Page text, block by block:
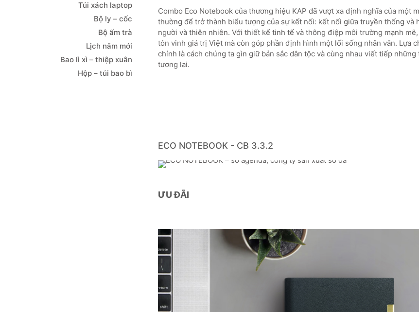
Combo Eco Notebook của thương hiệu KAP đã vượt xa định nghĩa của một
thường để trở thành biểu tượng của sự kết nối: kết nối giữa truyền thống và
người và thiên nhiên. Với thiết kế tinh tế và thông điệp môi trường mạnh
tôn vinh giá trị Việt mà còn góp phần định hình một lối sống nhân văn. Lựa
chính là cách chúng ta gìn giữ bản sắc dân tộc và cùng nhau viết tiếp những
tương lai.
ECO NOTEBOOK - CB 3.3.2
ƯU ĐÃI
Túi xách laptop
Bộ ly – cốc
Bộ ấm trà
Lịch năm mới
Bao lì xì – thiệp xuân
Hộp – túi bao bì